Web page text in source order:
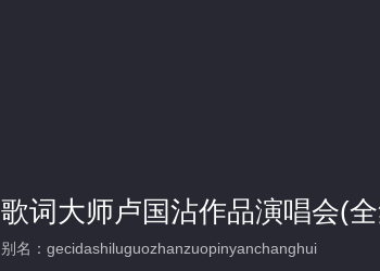
歌词大师卢国沾作品演唱会(
别名：gecidashiluguozhanzuopinyanchanghui